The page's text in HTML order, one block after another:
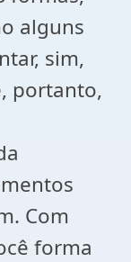
alguns
sim,
portanto,
Com
forma